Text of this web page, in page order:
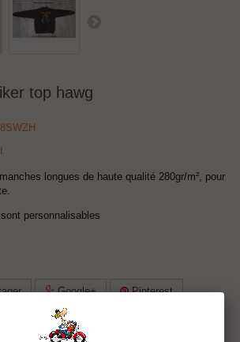
top hawg
longues de haute qualité 280gr/m², pour
personnalisables
Google+ Pinterest